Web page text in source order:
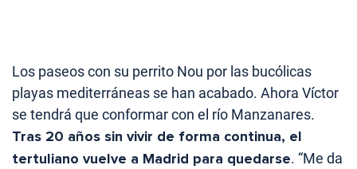
Los paseos con su perrito Nou por las bucólicas
playas mediterráneas se han acabado. Ahora Víctor
se tendrá que conformar con el río Manzanares.
Tras 20 años sin vivir de forma continua, el
tertuliano vuelve a Madrid para quedarse. “Me da